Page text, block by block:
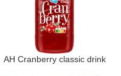
AH Cranberry classic drink